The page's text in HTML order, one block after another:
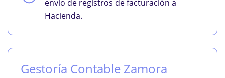
envío de registros de facturación a
Hacienda.
Gestoría Contable Zamora